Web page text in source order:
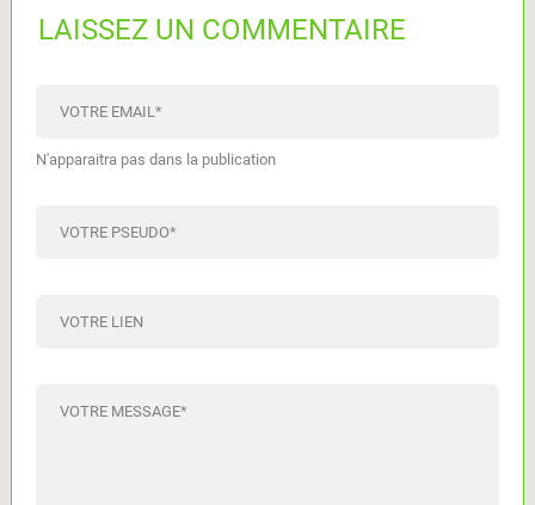
LAISSEZ UN COMMENTAIRE
VOTRE EMAIL*
N'apparaitra pas dans la publication
VOTRE PSEUDO*
VOTRE LIEN
VOTRE MESSAGE*